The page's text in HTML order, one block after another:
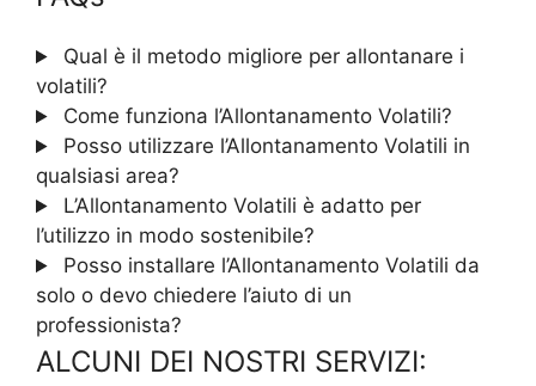
Qual è il metodo migliore per allontanare i
volatili?
Come funziona l’Allontanamento Volatili?
Posso utilizzare l’Allontanamento Volatili in
qualsiasi area?
L’Allontanamento Volatili è adatto per
l’utilizzo in modo sostenibile?
Posso installare l’Allontanamento Volatili da
solo o devo chiedere l’aiuto di un
professionista?
ALCUNI DEI NOSTRI SERVIZI: